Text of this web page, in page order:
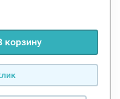
корзину